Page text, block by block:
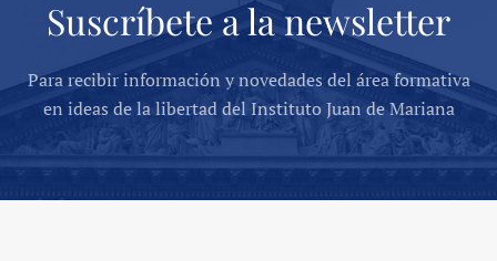
Suscríbete a la newsletter
Para recibir información y novedades del área formativa
en ideas de la libertad del Instituto Juan de Mariana